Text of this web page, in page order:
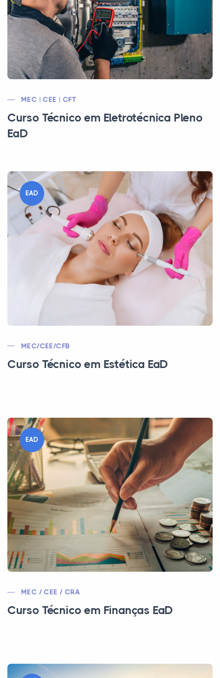
MEC | CEE | CFT
Curso Técnico em Eletrotécnica Pleno
EaD
EAD
MEC/CEE/CFB
Curso Técnico em Estética EaD
EAD
MEC / CEE / CRA
Curso Técnico em Finanças EaD